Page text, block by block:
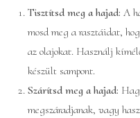
Tisztítsd meg a hajad: A
mosd meg a rasztáidat,
az olajokat. Használj
készült sampont.
Szárítsd meg a hajad:
megszáradjanak, vagy